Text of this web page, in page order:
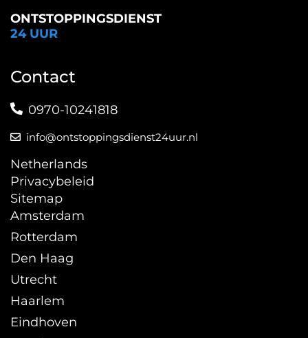
ONTSTOPPINGSDIENST
24 UUR
Contact
0970-10241818
info@ontstoppingsdienst24uur.nl
Netherlands
Privacybeleid
Sitemap
Amsterdam
Rotterdam
Den Haag
Utrecht
Haarlem
Eindhoven